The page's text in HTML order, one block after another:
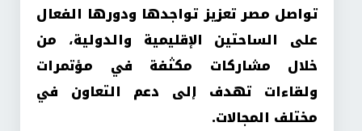
تواصل مصر تعزيز تواجدها ودورها الفعال
على الساحتين الإقليمية والدولية، من
خلال مشاركات مكثفة في مؤتمرات
ولقاءات تهدف إلى دعم التعاون في
مختلف المجالات.